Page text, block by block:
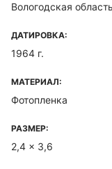
Вологодская
ДАТИРОВКА:
1964 г.
МАТЕРИАЛ:
Фотопленка
РАЗМЕР:
2,4 x 3,6